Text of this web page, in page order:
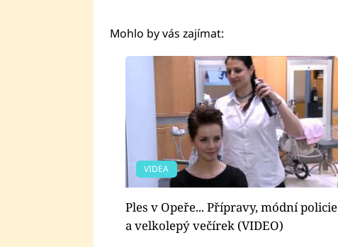
Mohlo by vás zajímat:
VIDEA
Ples v Opeře... Přípravy, módní policie
a velkolepý večírek (VIDEO)